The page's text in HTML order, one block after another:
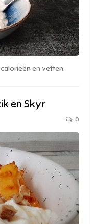
en vetten.
en Skyr
0